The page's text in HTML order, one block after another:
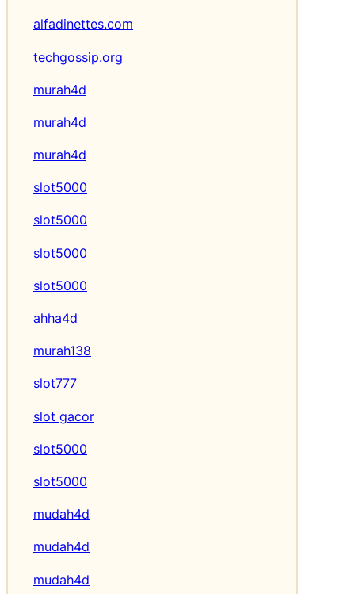
alfadinettes.com
techgossip.org
murah4d
murah4d
murah4d
slot5000
slot5000
slot5000
slot5000
ahha4d
murah138
slot777
slot gacor
slot5000
slot5000
mudah4d
mudah4d
mudah4d